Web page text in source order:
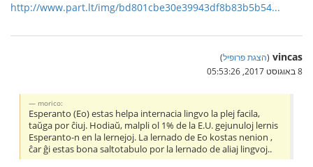
http://www.part.lt/img/bd801cbe30e39943df8b83b5b54...
vincas
(הצגת פרופיל)
8 באוגוסט 2017, 05:53:26
morico:
Esperanto (Eo) estas helpa internacia lingvo la plej facila,
taŭga por ĉiuj. Hodiaŭ, malpli ol 1% de la E.U. gejunuloj lernis
Esperanto-n en la lernejoj. La lernado de Eo kostas nenion ,
ĉar ĝi estas bona saltotabulo por la lernado de aliaj lingvoj..